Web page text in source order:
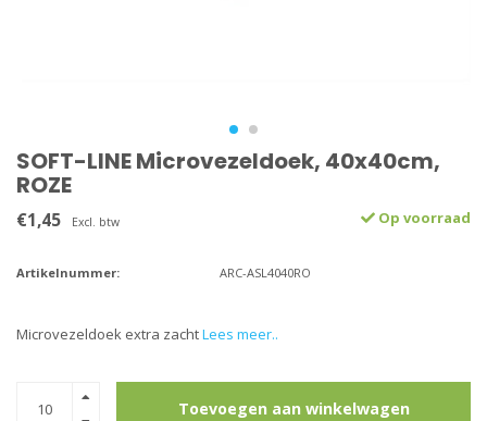
SOFT-LINE Microvezeldoek, 40x40cm,
ROZE
€1,45 Excl. btw Op voorraad
Artikelnummer: ARC-ASL4040RO
Microvezeldoek extra zachtLees meer..
Toevoegen aan winkelwagen